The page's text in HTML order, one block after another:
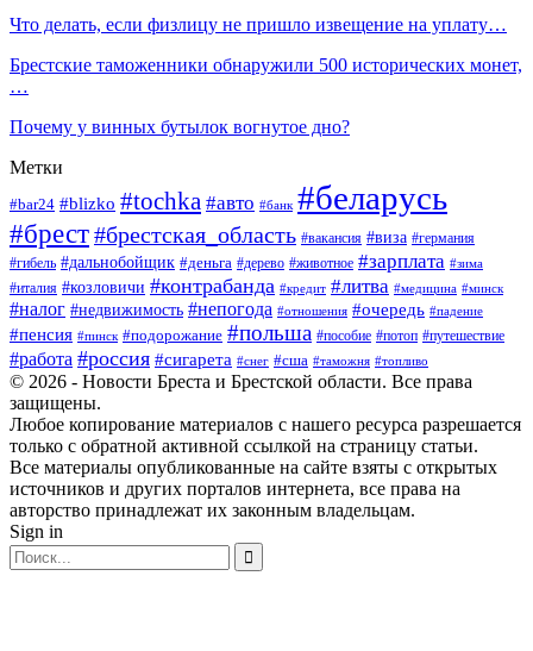
Что делать, если физлицу не пришло извещение на уплату…
Брестские таможенники обнаружили 500 исторических монет,
…
Почему у винных бутылок вогнутое дно?
Метки
#bar24 #blizko #tochka #авто #банк #беларусь
#брест#брестская_область #вакансия #виза #германия
#гибель #дальнобойщик #деньга #дерево #животное #зарплата #зима
#италия #козловичи #контрабанда #кредит #литва #медицина #минск
#налог #недвижимость #непогода #отношения #очередь #падение
#пенсия #пинск #подорожание #польша #пособие #потоп #путешествие
#работа #россия #сигарета #снег #сша #таможня #топливо
© 2026 - Новости Бреста и Брестской области. Все права
защищены.
Любое копирование материалов с нашего ресурса разрешается
только с обратной активной ссылкой на страницу статьи.
Все материалы опубликованные на сайте взяты с открытых
источников и других порталов интернета, все права на
авторство принадлежат их законным владельцам.
Sign in